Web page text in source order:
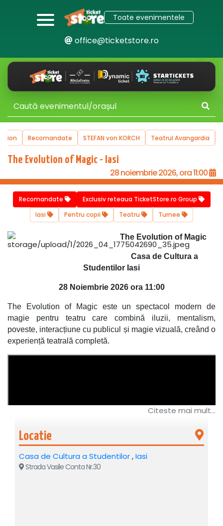
Toate evenimentele
office@ticketstore.ro
STEFAN von KORCH Teatrul Avangardia Turnee Victory of
The Evolution of Magic - Iasi
28 noiembrie 2026, ora 11:00
Recomandate
Exclusiv reteaua TicketStore.ro Group
Iasi
Pentru copii Teatru Turnee
The Evolution of Magic
Casa de Cultura a
Studentilor Iasi
28 Noiembrie 2026 ora 11:00
The Evolution of Magic este un spectacol modern de
magie pentru teatru care combină iluzii, mentalism,
poveste, interacțiune cu publicul și magie vizuală, creând o
experiență teatrală completă.
Citeste mai mult...
Locatie
Casa de Cultura a Studentilor,Iasi
Strada Vasile Conta Nr.30